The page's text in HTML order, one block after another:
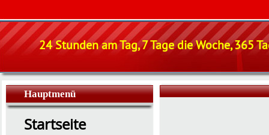
24 Stunden am Tag, 7 Tage die Woche, 365
Hauptmenü
Startseite